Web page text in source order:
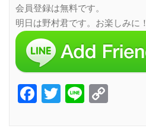
会員登録は無料です。
明日は野村君です。お楽しみに！
Facebook
Twitter
Line